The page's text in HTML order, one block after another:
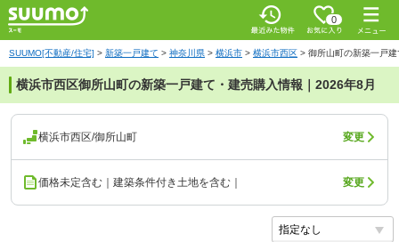
0
SUUMO[不動産/住宅] > 新築一戸建て > 神奈川県 > 横浜市 > 横浜市西区 > 御所山町の新築一戸建
横浜市西区御所山町の新築一戸建て・建売購入情報｜2026年8月
横浜市西区/御所山町 変更
価格未定含む｜建築条件付き土地を含む｜ 変更